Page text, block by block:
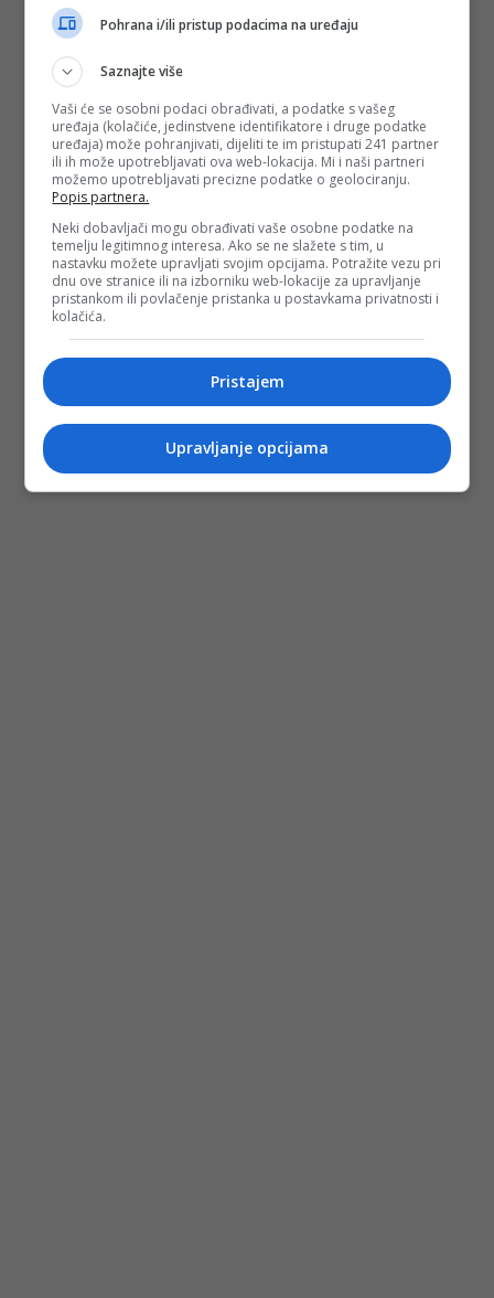
#mokraćni mjehur
#bakterija
Pohrana i/ili pristup podacima na uređaju
Saznajte više
Vaši će se osobni podaci obrađivati, a podatke s vašeg
uređaja (kolačiće, jedinstvene identifikatore i druge podatke
uređaja) može pohranjivati, dijeliti te im pristupati 241 partner
ili ih može upotrebljavati ova web-lokacija. Mi i naši partneri
možemo upotrebljavati precizne podatke o geolociranju.
Popis partnera.
Neki dobavljači mogu obrađivati vaše osobne podatke na
temelju legitimnog interesa. Ako se ne slažete s tim, u
nastavku možete upravljati svojim opcijama. Potražite vezu pri
dnu ove stranice ili na izborniku web-lokacije za upravljanje
pristankom ili povlačenje pristanka u postavkama privatnosti i
kolačića.
Pristajem
Upravljanje opcijama